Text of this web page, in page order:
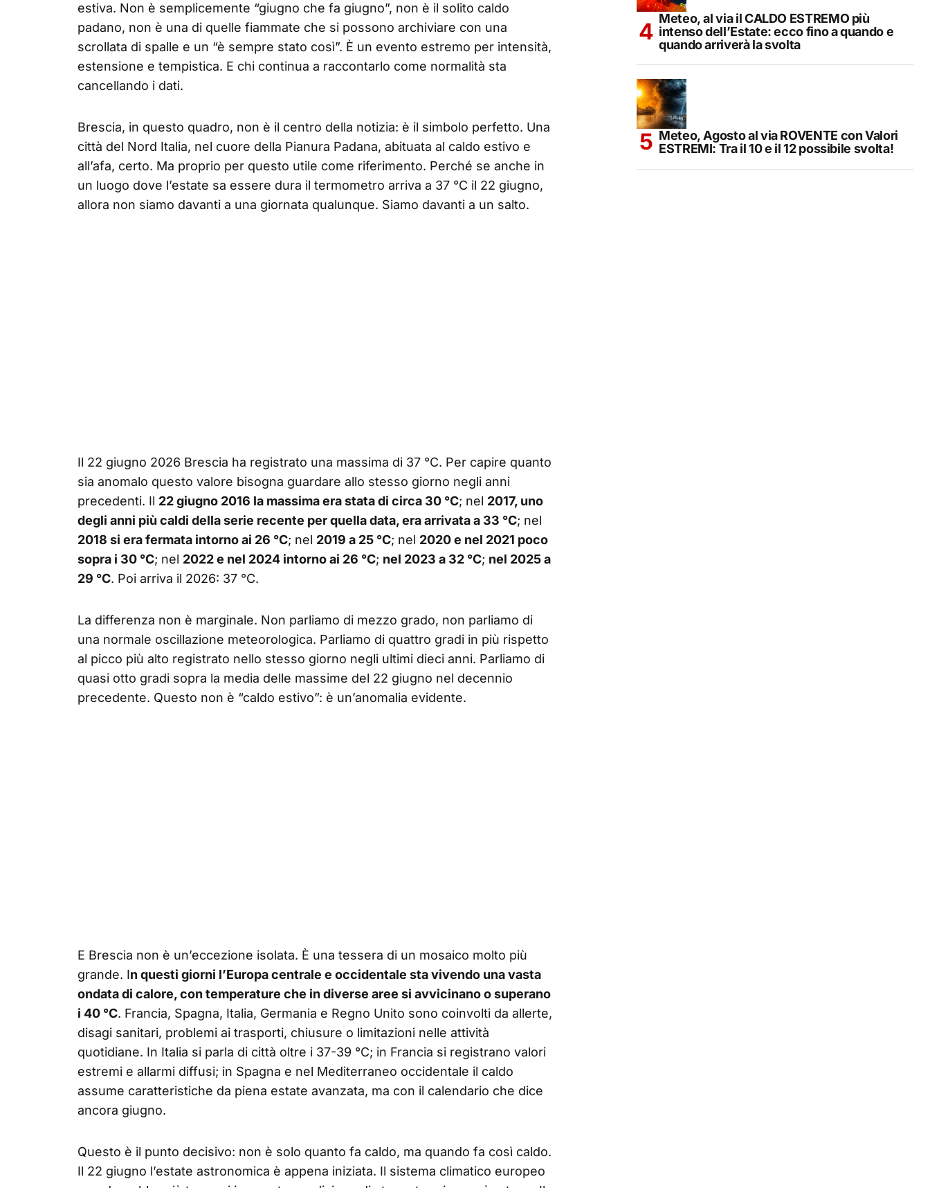
estiva. Non è semplicemente “giugno che fa giugno”, non è il solito caldo
padano, non è una di quelle fiammate che si possono archiviare con una
scrollata di spalle e un “è sempre stato così”. È un evento estremo per intensità,
estensione e tempistica. E chi continua a raccontarlo come normalità sta
cancellando i dati.
Brescia, in questo quadro, non è il centro della notizia: è il simbolo perfetto. Una
città del Nord Italia, nel cuore della Pianura Padana, abituata al caldo estivo e
all’afa, certo. Ma proprio per questo utile come riferimento. Perché se anche in
un luogo dove l’estate sa essere dura il termometro arriva a 37 °C il 22 giugno,
allora non siamo davanti a una giornata qualunque. Siamo davanti a un salto.
Il 22 giugno 2026 Brescia ha registrato una massima di 37 °C. Per capire quanto
sia anomalo questo valore bisogna guardare allo stesso giorno negli anni
precedenti. Il 22 giugno 2016 la massima era stata di circa 30 °C; nel 2017, uno
degli anni più caldi della serie recente per quella data, era arrivata a 33 °C; nel
2018 si era fermata intorno ai 26 °C; nel 2019 a 25 °C; nel 2020 e nel 2021 poco
sopra i 30 °C; nel 2022 e nel 2024 intorno ai 26 °C; nel 2023 a 32 °C; nel 2025 a
29 °C. Poi arriva il 2026: 37 °C.
La differenza non è marginale. Non parliamo di mezzo grado, non parliamo di
una normale oscillazione meteorologica. Parliamo di quattro gradi in più rispetto
al picco più alto registrato nello stesso giorno negli ultimi dieci anni. Parliamo di
quasi otto gradi sopra la media delle massime del 22 giugno nel decennio
precedente. Questo non è “caldo estivo”: è un’anomalia evidente.
E Brescia non è un’eccezione isolata. È una tessera di un mosaico molto più
grande. In questi giorni l’Europa centrale e occidentale sta vivendo una vasta
ondata di calore, con temperature che in diverse aree si avvicinano o superano
i 40 °C. Francia, Spagna, Italia, Germania e Regno Unito sono coinvolti da allerte,
disagi sanitari, problemi ai trasporti, chiusure o limitazioni nelle attività
quotidiane. In Italia si parla di città oltre i 37-39 °C; in Francia si registrano valori
estremi e allarmi diffusi; in Spagna e nel Mediterraneo occidentale il caldo
assume caratteristiche da piena estate avanzata, ma con il calendario che dice
ancora giugno.
Questo è il punto decisivo: non è solo quanto fa caldo, ma quando fa così caldo.
Il 22 giugno l’estate astronomica è appena iniziata. Il sistema climatico europeo
Meteo, al via il CALDO ESTREMO più
intenso dell’Estate: ecco fino a quando e
quando arriverà la svolta
Meteo, Agosto al via ROVENTE con Valori
ESTREMI: Tra il 10 e il 12 possibile svolta!